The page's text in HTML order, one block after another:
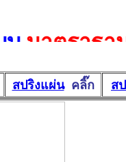
มาตราฐานร
สปริงแผ่นคลิ๊ก ส